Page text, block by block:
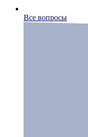
Все вопросы